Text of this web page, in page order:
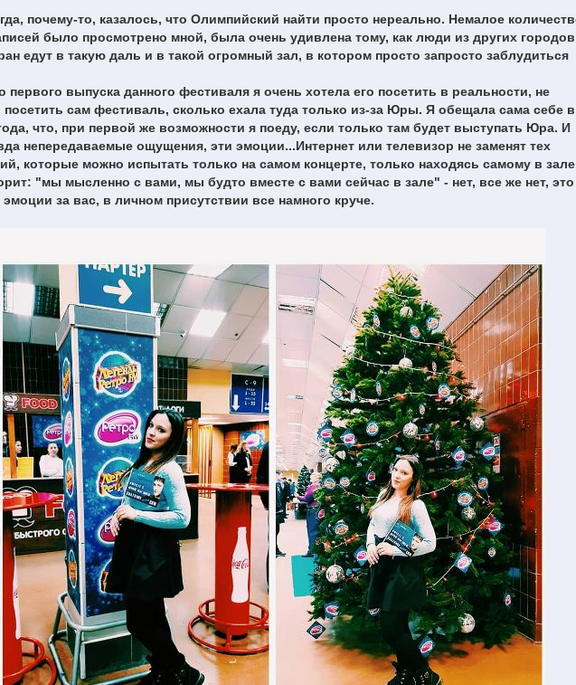
почему-то, казалось, что Олимпийский найти просто нереально. Немалое
было просмотрено мной, была очень удивлена тому, как люди из других
едут в такую даль и в такой огромный зал, в котором просто запросто заблудиться
первого выпуска данного фестиваля я очень хотела его посетить в реальности, не
посетить сам фестиваль, сколько ехала туда только из-за Юры. Я обещала сама себе в
что, при первой же возможности я поеду, если только там будет выступать Юра. И
непередаваемые ощущения, эти эмоции...Интернет или телевизор не заменят тех
которые можно испытать только на самом концерте, только находясь самому в
"мы мысленно с вами, мы будто вместе с вами сейчас в зале" - нет, все же нет, это
эмоции за вас, в личном присутствии все намного круче.